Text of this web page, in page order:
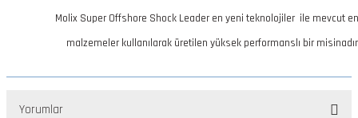
Molix Super Offshore Shock Leader en yeni teknolojiler ile mevcut
malzemeler kullanılarak üretilen yüksek performanslı bir
Yorumlar